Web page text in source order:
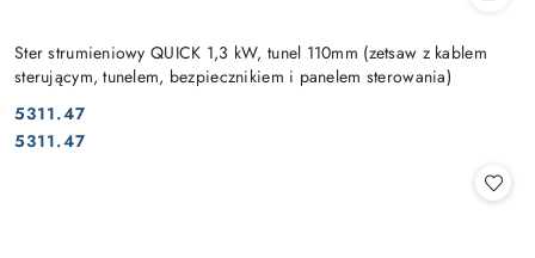
Ster strumieniowy QUICK 1,3 kW, tunel 110mm (zetsaw z kablem
sterującym, tunelem, bezpiecznikiem i panelem sterowania)
Cena:
5311.47
Cena:
5311.47